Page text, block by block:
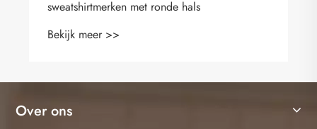
sweatshirtmerken met ronde hals
Bekijk meer >>
Over ons